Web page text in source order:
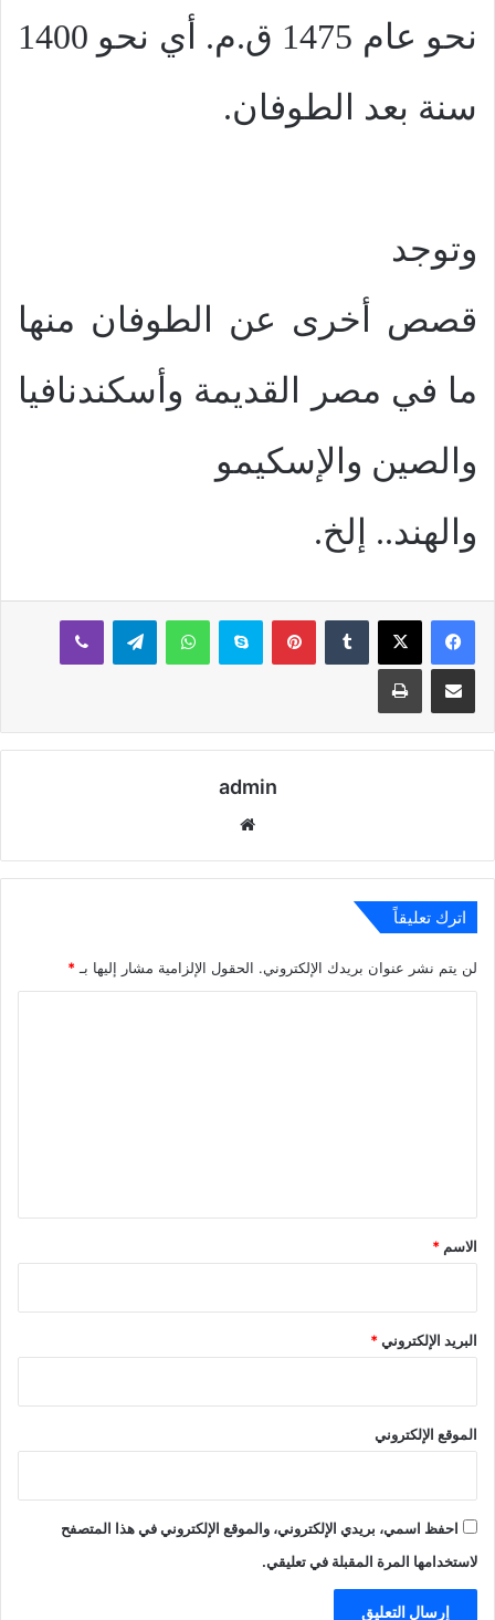
نحو عام 1475 ق.م. أي نحو 1400
سنة بعد الطوفان.
وتوجد
قصص أخرى عن الطوفان منها
ما في مصر القديمة وأسكندنافيا
والصين والإسكيمو
والهند.. إلخ.
بينتيريستسكايب واتساب تيلقرام ڤايبر
مشاركة عبر البريد طباعة
admin
اترك تعليقاً
لن يتم نشر عنوان بريدك الإلكتروني. الحقول الإلزامية مشار إليها بـ *
*
الاسم *
البريد الإلكتروني*
الموقع الإلكتروني
احفظ اسمي، بريدي الإلكتروني، والموقع الإلكتروني في هذا المتصفح
لاستخدامها المرة المقبلة في تعليقي.